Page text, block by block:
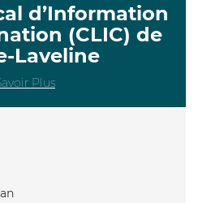
d’Information
(CLIC) de
Laveline
Plus